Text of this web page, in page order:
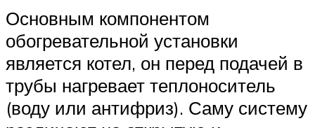
Основным компонентом
обогревательной установки
является котел, он перед подачей в
трубы нагревает теплоноситель
(воду или антифриз). Саму систему